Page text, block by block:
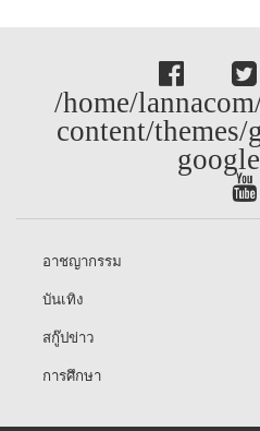
/home/
content/
อาชญากรรม
บันเทิง
สกู๊ปข่าว
การศึกษา